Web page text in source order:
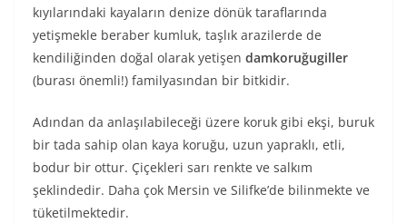
kıyılarındaki kayaların denize dönük taraflarında
yetişmekle beraber kumluk, taşlık arazilerde de
kendiliğinden doğal olarak yetişen damkoruğugiller
(burası önemli!) familyasından bir bitkidir.
Adından da anlaşılabileceği üzere koruk gibi ekşi, buruk
bir tada sahip olan kaya koruğu, uzun yapraklı, etli,
bodur bir ottur. Çiçekleri sarı renkte ve salkım
şeklindedir. Daha çok Mersin ve Silifke’de bilinmekte ve
tüketilmektedir.